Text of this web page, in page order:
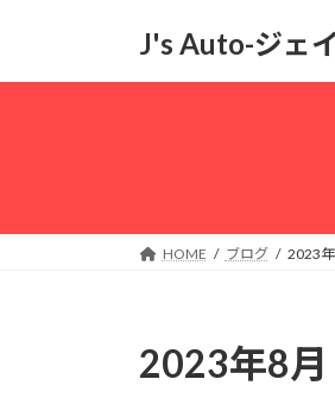
ッ
移
J's Auto-ジェ
HOME ブログ 2023
2023年8月